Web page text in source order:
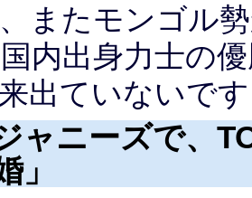
、またモンゴル
内出身力士の
出ていないで
ャニーズで、
」